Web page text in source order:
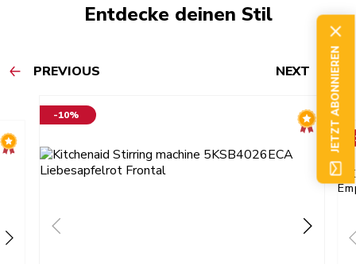
Entdecke deinen Stil
PREVIOUS NEXT
-10% JETZT ABONNIEREN